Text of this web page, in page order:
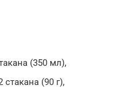
(350 мл),
(90 г),